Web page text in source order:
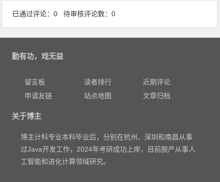
已通过评论：0 待审核评论数：0
勤有功，戏无益
留言板 读者排行
近期评论
申请友链
站点地图 文章归档
关于博主
博主计科专业本科毕业后，分别在杭州、深圳和南昌从事
过Java开发工作，2024年考研成功上岸，目前脱产从事人
工智能和进化计算领域研究。